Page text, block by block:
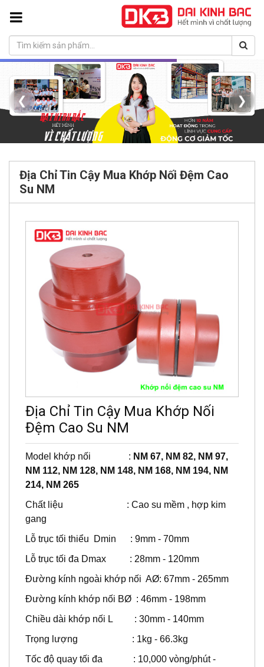
❮ ❯
Địa Chỉ Tin Cậy Mua Khớp Nối Đệm Cao
Su NM
Địa Chỉ Tin Cậy Mua Khớp Nối
Đệm Cao Su NM
Model khớp nối : NM 67, NM 82, NM 97,
NM 112, NM 128, NM 148, NM 168, NM 194, NM
214, NM 265
Chất liệu : Cao su mềm , hợp kim
gang
Lỗ trục tối thiểu Dmin : 9mm - 70mm
Lỗ trục tối đa Dmax : 28mm - 120mm
Đường kính ngoài khớp nối AØ: 67mm - 265mm
Đường kính khớp nối BØ : 46mm - 198mm
Chiều dài khớp nối L : 30mm - 140mm
Trọng lượng : 1kg - 66.3kg
Tốc độ quay tối đa : 10,000 vòng/phút -